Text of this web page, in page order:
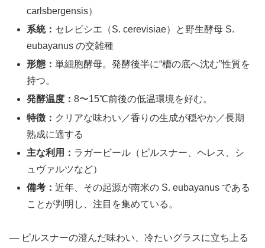
carlsbergensis）
系統： セレビシエ（S. cerevisiae）と野生酵母 S.
eubayanus の交雑種
形態：単細胞酵母。発酵後半に“槽の底へ沈む”性質を
持つ。
発酵温度：8〜15℃前後の低温環境を好む。
特徴： クリアな味わい／香りの生成が穏やか／長期
熟成に適する
主な利用： ラガービール（ピルスナー、ヘレス、シ
ュヴァルツなど）
備考：近年、その起源が南米の S. eubayanus である
ことが判明し、注目を集めている。
― ピルスナーの澄んだ味わい、冷たいグラスに立ち上る